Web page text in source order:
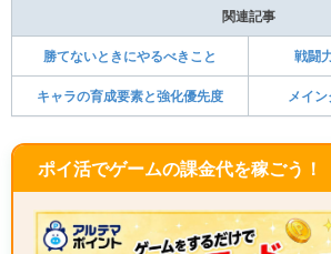
関連記事
勝てないときにやるべきこと 戦闘
キャラの育成要素と強化優先度 メイ
ポイ活でゲームの課金代を稼ごう！